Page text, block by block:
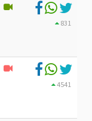
831
4541